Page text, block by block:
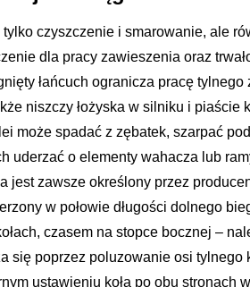
tylko czyszczenie i smarowanie, ale
dla pracy zawieszenia oraz
łańcuch ogranicza pracę
niszczy łożyska w silniku i piaście
może spadać z zębatek, szarpać
uderzać o elementy wahacza lub
jest zawsze określony przez
w połowie długości dolnego
czasem na stopce bocznej –
się poprzez poluzowanie osi tylnego
ustawieniu koła po obu stronach